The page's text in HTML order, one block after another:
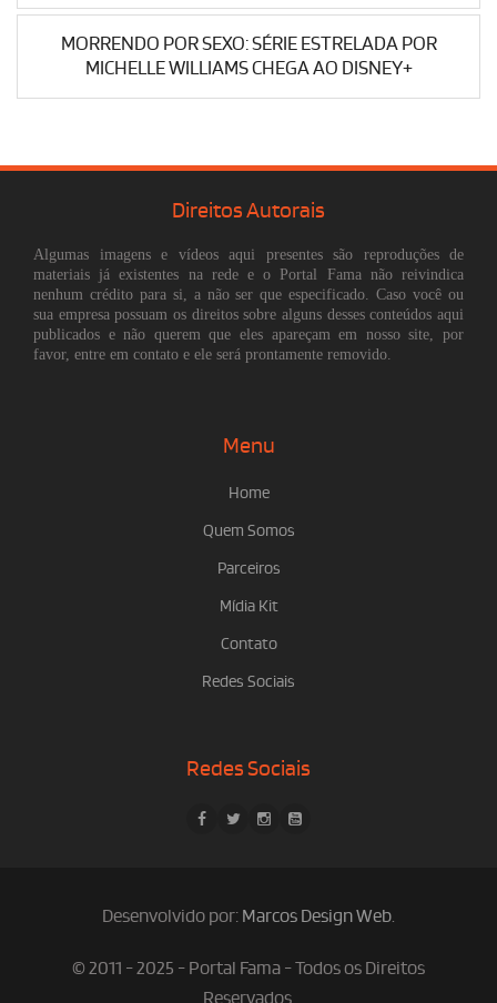
MORRENDO POR SEXO: SÉRIE ESTRELADA POR
MICHELLE WILLIAMS CHEGA AO DISNEY+
Direitos Autorais
Algumas imagens e vídeos aqui presentes são reproduções de
materiais já existentes na rede e o Portal Fama não reivindica
nenhum crédito para si, a não ser que especificado. Caso você ou
sua empresa possuam os direitos sobre alguns desses conteúdos aqui
publicados e não querem que eles apareçam em nosso site, por
favor, entre em contato e ele será prontamente removido.
Menu
Home
Quem Somos
Parceiros
Mídia Kit
Contato
Redes Sociais
Redes Sociais
Desenvolvido por: Marcos Design Web.
© 2011 - 2025 - Portal Fama - Todos os Direitos
Reservados.